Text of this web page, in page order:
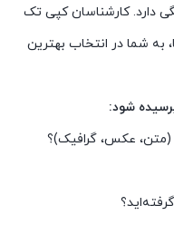
دارد. کارشناسان کپی تک
به شما در انتخاب بهترین
شود:
(متن، عکس، گرافیک)؟